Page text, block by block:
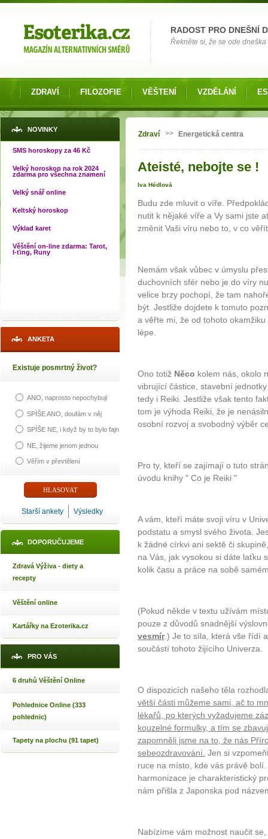
RADOST PRO DNEŠNÍ
Řekněte si, že se ode
ZDRAVÍ FILOZOFIE VĚŠTENÍ VZDĚLÁNÍ
NOVINKY
SMS horoskopy za 46 Kč
Velký horoskop na rok 2024
zdarma pro všechna znamení
Velký snář online
Keltský horoskop
Výklad karet
Věštění on-line zdarma: Tarot,
I-ťing, Runy
ANKETA
Existuje posmrtný život?
ANO, naprosto nepochybuji
SPÍŠE ANO, doufám v něj
SPÍŠE NE, i když by to bylo fajn
NE, žijeme jenom jednou
Věřím v převtělení
Starší ankety Výsledky
DOPORUČUJEME
Zdravá Výživa - diety a
recepty
Věštění online
Kartářky na Ezoterika.cz
PRO VÁS
6 druhů Věštění Online
Pohlednice Online (333
pohlednic)
Tapety na plochu (91 tapet)
Jste zde
Zdraví >> Energetická centra
Ateisté, nebojte se !
Iva Hédlová
Budu zde mluvit o víře.
nutit k nějaké víře a Vy sami jste
změnit Vaši víru nebo to, v co
Nemám však vůbec v úmyslu
duchovních sfér nebo je do víry
velice brzy pochopí, že tam
být. Jestliže dojdete k tomuto
a věřte mi, že od tohoto
lépe.
Ono totiž Něco kolem nás, okolo
vibrující částice, stavební
tedy i Reiki. Jestliže však tento
tom je výhoda Reiki, že je
osobní rozvoj a svobodný výběr
Pro ty, kteří se zajímají o tuto
úvodu knihy " Co je Reiki "
A vám, kteří máte svoji víru v
podstatu a smysl svého života.
k žádné církvi ani sektě či
na Vás, jak vysokou si dáte laťku
kolik času a práce na sobě
(Pokud někde v textu užívám
pouze z důvodů snadnější
vesmír.) Je to síla, která vše řídí
součástí tohoto žijícího Univerza.
O dispozicích našeho těla
větší části můžeme sami, ač to
lékařů, po kterých vyžadujeme
kouzelné formulky, a tím se
zapomněli jsme na to, že nás
sebeozdravování. Jen si
ruce na místo, kde vás právě
harmonizace je charakteristický
nám přišla z Japonska pod
Nabízíme vám možnost naučit